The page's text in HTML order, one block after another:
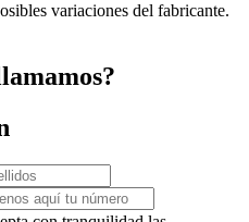
variaciones del fabricante.